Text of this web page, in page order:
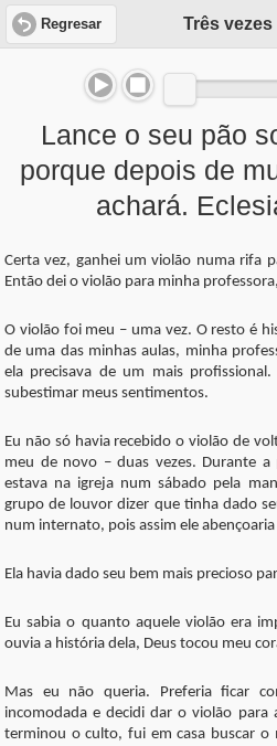
Regresar Três vezes
Lance o seu pão
porque depois de
achará.
Certa vez, ganhei um violão numa rifa
Então dei o violão para minha
O violão foi meu – uma vez. O resto é
de uma das minhas aulas, minha
ela precisava de um mais
subestimar meus sentimentos.
Eu não só havia recebido o violão de
meu de novo – duas vezes. Durante
estava na igreja num sábado pela
grupo de louvor dizer que tinha dado
num internato, pois assim ele
Ela havia dado seu bem mais precioso
Eu sabia o quanto aquele violão era
ouvia a história dela, Deus tocou meu
Mas eu não queria. Preferia ficar
incomodada e decidi dar o violão para
terminou o culto, fui em casa buscar o